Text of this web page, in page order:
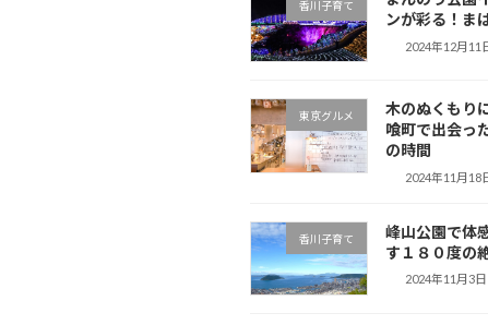
香川子育て
ンが彩る！ま
2024年12月11
東京グルメ
木のぬくもり
喰町で出会っ
の時間
2024年11月18
香川子育て
峰山公園で体
す１８０度の
2024年11月3日